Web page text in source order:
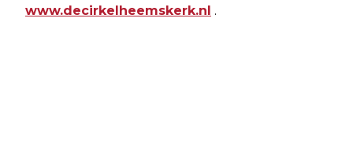
www.decirkelheemskerk.nl .